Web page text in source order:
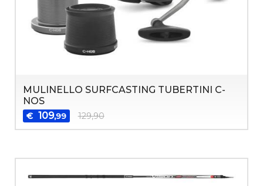
MULINELLO SURFCASTING TUBERTINI C-
NOS
€ 109,99 129,90